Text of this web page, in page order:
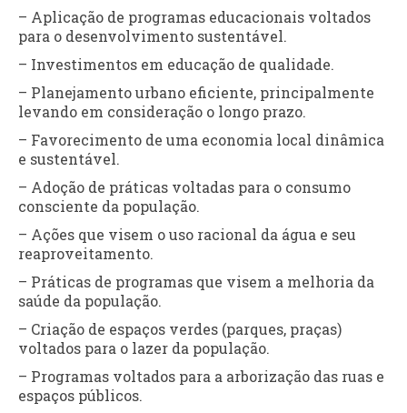
– Aplicação de programas educacionais voltados
para o desenvolvimento sustentável.
– Investimentos em educação de qualidade.
– Planejamento urbano eficiente, principalmente
levando em consideração o longo prazo.
– Favorecimento de uma economia local dinâmica
e sustentável.
– Adoção de práticas voltadas para o consumo
consciente da população.
– Ações que visem o uso racional da água e seu
reaproveitamento.
– Práticas de programas que visem a melhoria da
saúde da população.
– Criação de espaços verdes (parques, praças)
voltados para o lazer da população.
– Programas voltados para a arborização das ruas e
espaços públicos.